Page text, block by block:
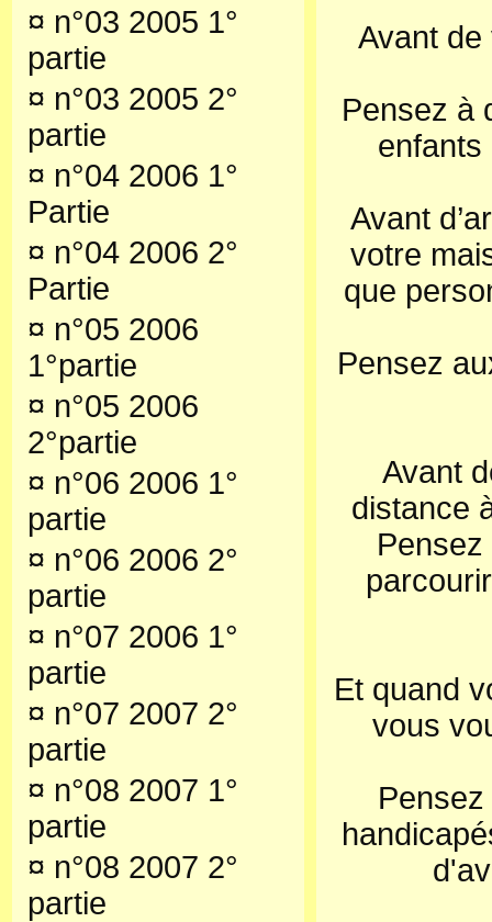
¤ n°03 2005 1°
partie
¤ n°03 2005 2°
partie
¤ n°04 2006 1°
Partie
¤ n°04 2006 2°
Partie
¤ n°05 2006
1°partie
¤ n°05 2006
2°partie
¤ n°06 2006 1°
partie
¤ n°06 2006 2°
partie
¤ n°07 2006 1°
partie
¤ n°07 2007 2°
partie
¤ n°08 2007 1°
partie
¤ n°08 2007 2°
partie
Avant
Pensez à
enfants
Avant
votre
que
Pensez
Avant
distance
Et quand
vous